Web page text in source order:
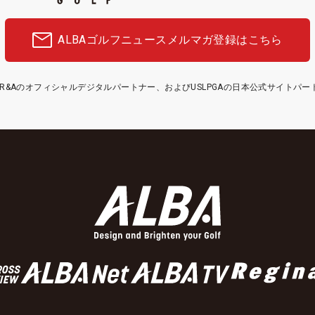
ALBAゴルフニュース メルマガ登録はこちら
のオフィシャルデジタルパートナー、およびUSLPGAの日本公式サイトパー